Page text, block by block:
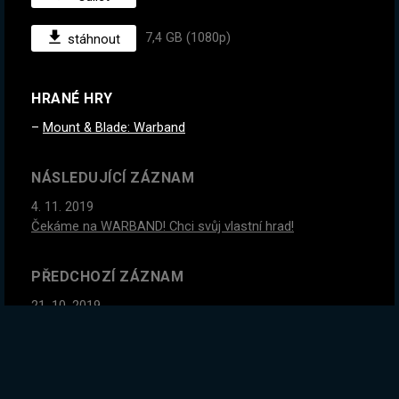
stáhnout 7,4 GB (1080p)
HRANÉ HRY
Mount & Blade: Warband
NÁSLEDUJÍCÍ ZÁZNAM
4. 11. 2019
Čekáme na WARBAND! Chci svůj vlastní hrad!
PŘEDCHOZÍ ZÁZNAM
21. 10. 2019